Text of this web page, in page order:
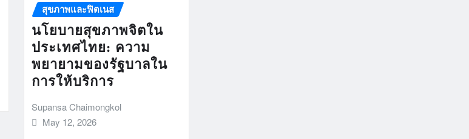
สุขภาพและฟิตเนส
นโยบายสุขภาพจิตใน
ประเทศไทย: ความ
พยายามของรัฐบาลใน
การให้บริการ
Supansa Chaimongkol
May 12, 2026